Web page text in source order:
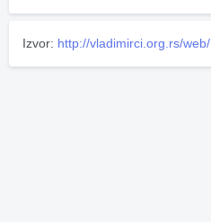
Izvor: http://vladimirci.org.rs/web/